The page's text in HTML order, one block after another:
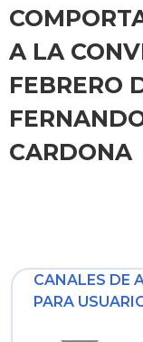
A LA
FEBRERO
CARDONA
CANALES DE
PARA